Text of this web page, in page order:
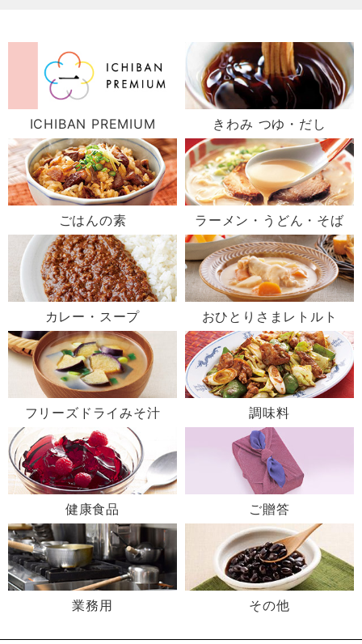
ICHIBAN PREMIUM きわみ つゆ・だし
ごはんの素 ラーメン・うどん・そば
カレー・スープ おひとりさまレトルト
フリーズドライみそ汁 調味料
健康食品 ご贈答
業務用 その他